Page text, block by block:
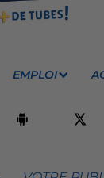
EMPLOI